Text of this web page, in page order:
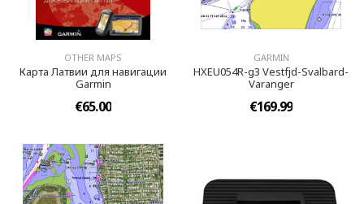
OTHER MAPS
Карта Латвии для навигации
Garmin
€65.00
GARMIN
HXEU054R-g3 Vestfjd-Svalbard-
Varanger
€169.99